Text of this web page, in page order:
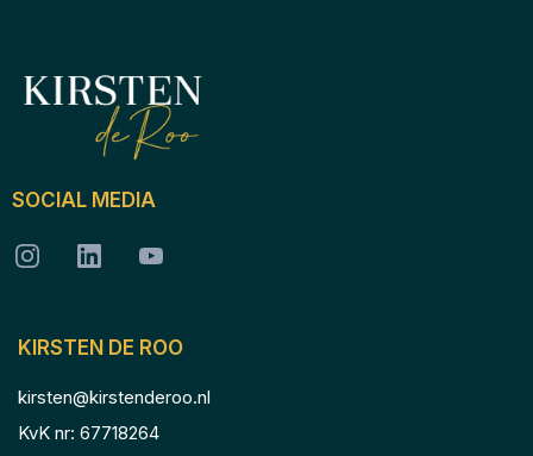
SOCIAL MEDIA
KIRSTEN DE ROO
kirsten@kirstenderoo.nl
KvK nr: 67718264